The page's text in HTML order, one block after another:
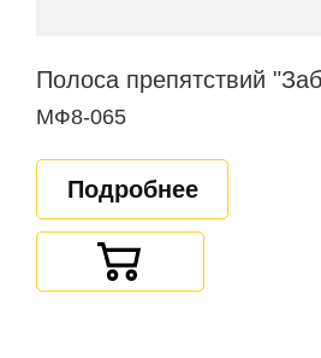
МФ8-065
Подробнее